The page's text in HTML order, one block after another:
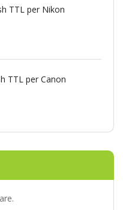
TTL per Nikon
TTL per Canon